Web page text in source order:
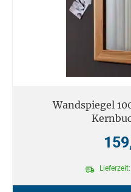
Wandspiegel